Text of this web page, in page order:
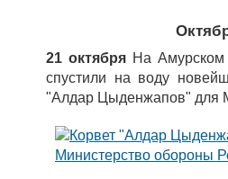
21 октября На Амурском
спустили на воду
"Алдар Цыденжапов" для